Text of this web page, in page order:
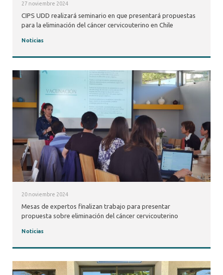
27 noviembre 2024
CIPS UDD realizará seminario en que presentará propuestas
para la eliminación del cáncer cervicouterino en Chile
Noticias
20 noviembre 2024
Mesas de expertos finalizan trabajo para presentar
propuesta sobre eliminación del cáncer cervicouterino
Noticias